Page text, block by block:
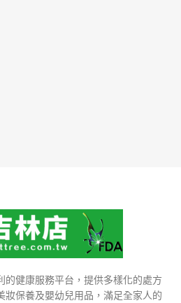
的健康服務平台，提供多樣化的處方
妝保養及嬰幼兒用品，滿足全家人的